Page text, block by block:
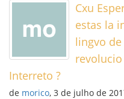
Cxu
estas la
lingvo de
revolucio
Interreto ?
de morico, 3 de julho de